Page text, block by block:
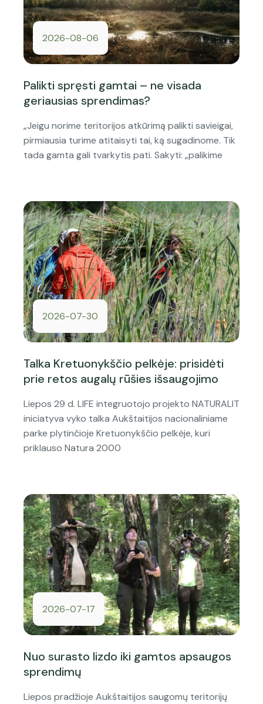
2026-08-06
Palikti spręsti gamtai – ne visada
geriausias sprendimas?
„Jeigu norime teritorijos atkūrimą palikti savieigai,
pirmiausia turime atitaisyti tai, ką sugadinome. Tik
tada gamta gali tvarkytis pati. Sakyti: „palikime
2026-07-30
Talka Kretuonykščio pelkėje: prisidėti
prie retos augalų rūšies išsaugojimo
Liepos 29 d. LIFE integruotojo projekto NATURALIT
iniciatyva vyko talka Aukštaitijos nacionaliniame
parke plytinčioje Kretuonykščio pelkėje, kuri
priklauso Natura 2000
2026-07-17
Nuo surasto lizdo iki gamtos apsaugos
sprendimų
Liepos pradžioje Aukštaitijos saugomų teritorijų